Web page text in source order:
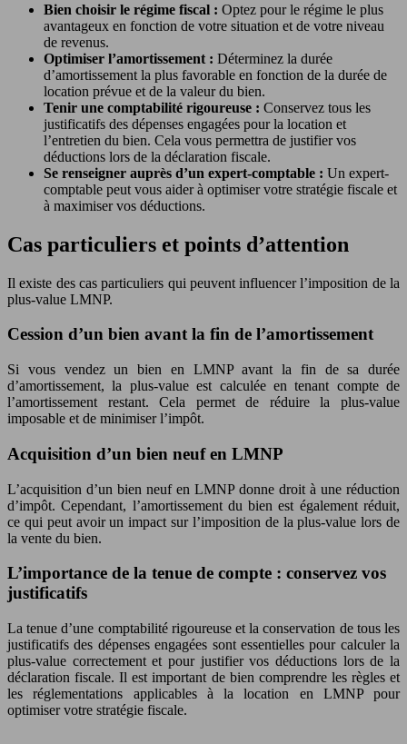
Bien choisir le régime fiscal : Optez pour le régime le plus
avantageux en fonction de votre situation et de votre niveau
de revenus.
Optimiser l’amortissement : Déterminez la durée
d’amortissement la plus favorable en fonction de la durée de
location prévue et de la valeur du bien.
Tenir une comptabilité rigoureuse : Conservez tous les
justificatifs des dépenses engagées pour la location et
l’entretien du bien. Cela vous permettra de justifier vos
déductions lors de la déclaration fiscale.
Se renseigner auprès d’un expert-comptable : Un expert-
comptable peut vous aider à optimiser votre stratégie fiscale et
à maximiser vos déductions.
Cas particuliers et points d’attention
Il existe des cas particuliers qui peuvent influencer l’imposition de la
plus-value LMNP.
Cession d’un bien avant la fin de l’amortissement
Si vous vendez un bien en LMNP avant la fin de sa durée
d’amortissement, la plus-value est calculée en tenant compte de
l’amortissement restant. Cela permet de réduire la plus-value
imposable et de minimiser l’impôt.
Acquisition d’un bien neuf en LMNP
L’acquisition d’un bien neuf en LMNP donne droit à une réduction
d’impôt. Cependant, l’amortissement du bien est également réduit,
ce qui peut avoir un impact sur l’imposition de la plus-value lors de
la vente du bien.
L’importance de la tenue de compte : conservez vos
justificatifs
La tenue d’une comptabilité rigoureuse et la conservation de tous les
justificatifs des dépenses engagées sont essentielles pour calculer la
plus-value correctement et pour justifier vos déductions lors de la
déclaration fiscale. Il est important de bien comprendre les règles et
les réglementations applicables à la location en LMNP pour
optimiser votre stratégie fiscale.